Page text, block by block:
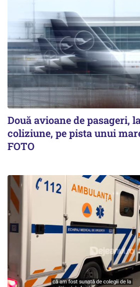
Două avioane de pasageri,
coliziune, pe pista unui
FOTO